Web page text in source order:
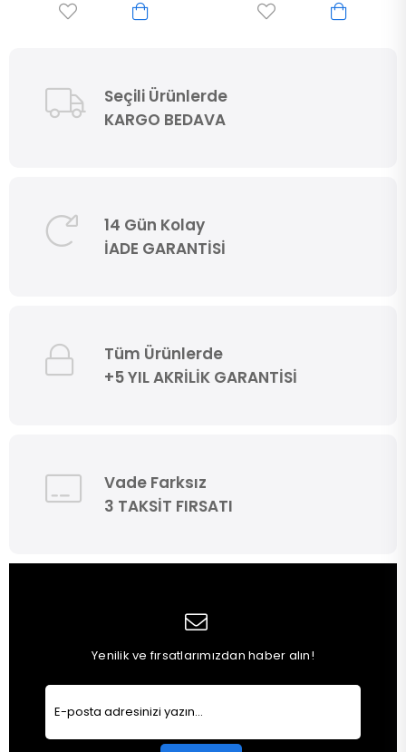
Seçili Ürünlerde
KARGO BEDAVA
14 Gün Kolay
İADE GARANTİSİ
Tüm Ürünlerde
+5 YIL AKRİLİK GARANTİSİ
Vade Farksız
3 TAKSİT FIRSATI
Yenilik ve fırsatlarımızdan haber alın!